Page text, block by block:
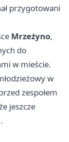
przygotowani
Mrzeżyno,
do
w mieście.
w
zespołem
jeszcze